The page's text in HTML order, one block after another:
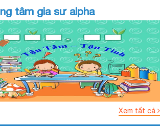
tâm gia sư alpha
Xem tất cả